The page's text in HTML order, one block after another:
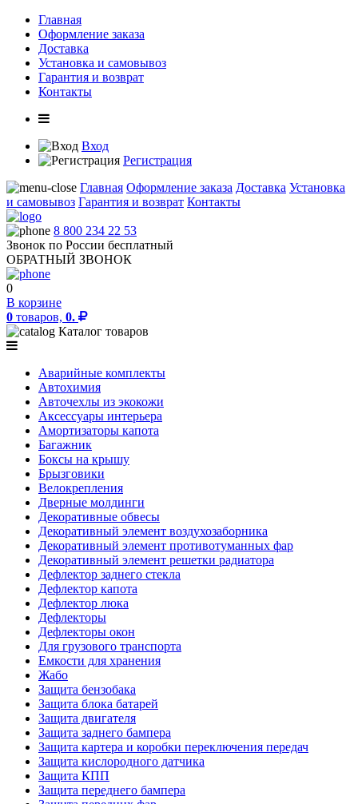
Главная
Оформление заказа
Доставка
Установка и самовывоз
Гарантия и возврат
Контакты
Вход
Регистрация
Главная Оформление заказа Доставка Установка
и самовывоз Гарантия и возврат Контакты
8 800 234 22 53
Звонок по России бесплатный
ОБРАТНЫЙ ЗВОНОК
0
В корзине
0 товаров, 0.
Каталог товаров
Аварийные комплекты
Автохимия
Авточехлы из экокожи
Аксессуары интерьера
Амортизаторы капота
Багажник
Боксы на крышу
Брызговики
Велокрепления
Дверные молдинги
Декоративные обвесы
Декоративный элемент воздухозаборника
Декоративный элемент противотуманных фар
Декоративный элемент решетки радиатора
Дефлектор заднего стекла
Дефлектор капота
Дефлектор люка
Дефлекторы
Дефлекторы окон
Для грузового транспорта
Емкости для хранения
Жабо
Защита бензобака
Защита блока батарей
Защита двигателя
Защита заднего бампера
Защита картера и коробки переключения передач
Защита кислородного датчика
Защита КПП
Защита переднего бампера